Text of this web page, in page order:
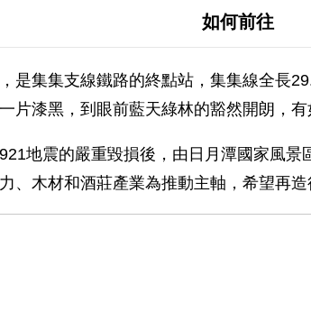
如何前往
是集集支線鐵路的終點站，集集線全長
片漆黑，到眼前藍天綠林的豁然開朗，
地震的嚴重毀損後，由日月潭國家風
、木材和酒莊產業為推動主軸，希望再造